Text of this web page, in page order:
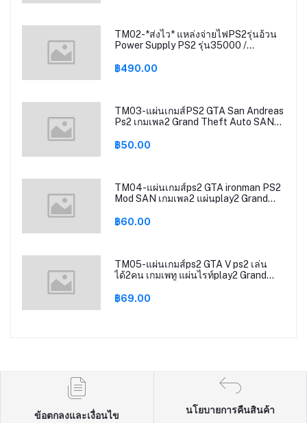
TM02-*ส่งไว* แหล่งจ่ายไฟPS2รุ่นอ้วน
Power Supply PS2 รุ่น35000 /
฿490.00
TM03-แผ่นเกมส์PS2 GTA San Andreas
Ps2 เกมเพล2 Grand Theft Auto SAN
฿50.00
TM04-แผ่นเกมส์ps2 GTA ironman PS2
Mod SAN เกมเพล2 แผ่นplay2 Grand
฿60.00
TM05-แผ่นเกมส์ps2 GTA V ps2 เล่น
ได้2คน เกมเพทู แผ่นไรท์play2 Grand
฿69.00
ข้อตกลงและเงื่อนไข
นโยบายการคืนสินค้า